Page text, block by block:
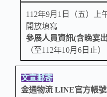
112年9月1日（五）上
開放填寫
參展人員資訊(含晚宴
（至112年10月6日止）
文宣郵寄
金通物流 LINE官方帳